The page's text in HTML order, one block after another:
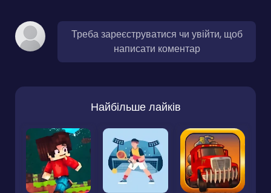
Треба зареєструватися чи увійти, щоб
написати коментар
Найбільше лайків